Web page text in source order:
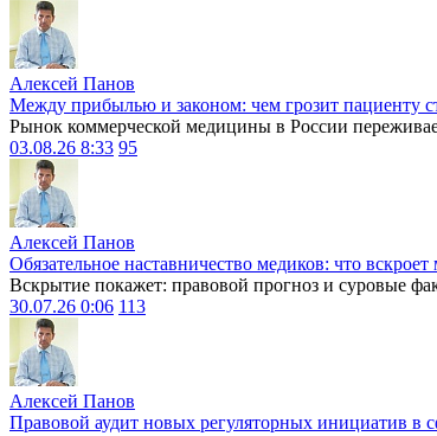
Алексей Панов
Между прибылью и законом: чем грозит пациенту
Рынок коммерческой медицины в России
03.08.26 8:33 95
Алексей Панов
Обязательное наставничество медиков: что
Вскрытие покажет: правовой прогноз и суровые
30.07.26 0:06 113
Алексей Панов
Правовой аудит новых регуляторных инициатив в